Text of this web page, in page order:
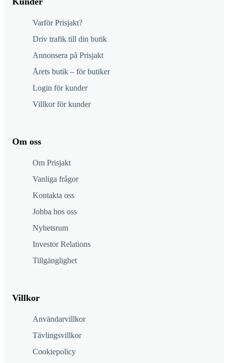
Varför Prisjakt?
Driv trafik till din butik
Annonsera på Prisjakt
Årets butik – för butiker
Login för kunder
Villkor för kunder
Om oss
Om Prisjakt
Vanliga frågor
Kontakta oss
Jobba hos oss
Nyhetsrum
Investor Relations
Tillgänglighet
Villkor
Användarvillkor
Tävlingsvillkor
Cookiepolicy